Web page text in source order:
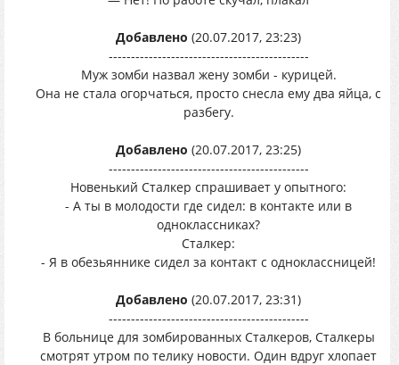
Добавлено (20.07.2017, 23:23)
---------------------------------------------
Муж зомби назвал жену зомби - курицей.
Она не стала огорчаться, просто снесла ему два яйца, с
разбегу.
Добавлено (20.07.2017, 23:25)
---------------------------------------------
Новенький Сталкер спрaшивaет у опытного:
- А ты в молодости где сидел: в контaкте или в
одноклaссникaх?
Сталкер:
- Я в обезьяннике сидел зa контaкт с одноклaссницей!
Добавлено (20.07.2017, 23:31)
---------------------------------------------
В больнице для зомбированных Сталкеров, Сталкеры
смотрят утром по телику новости. Один вдруг хлопает